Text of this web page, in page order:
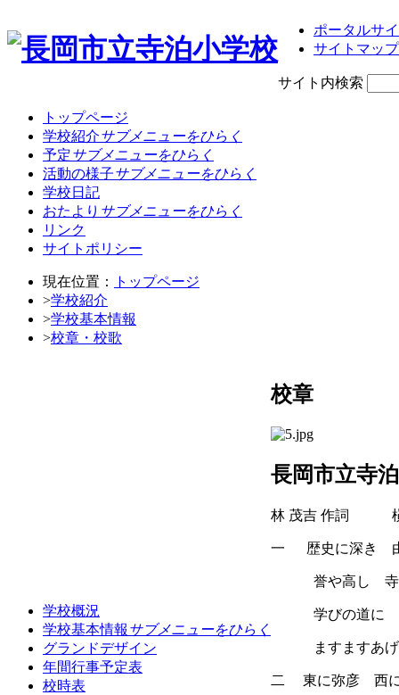
ポータルサ
サイトマップ
サイト内検索
トップページ
学校紹介サブメニューをひらく
予定サブメニューをひらく
活動の様子サブメニューをひらく
学校日記
おたより サブメニューをひらく
リンク
サイトポリシー
現在位置：
トップページ
>学校紹介
>学校基本情報
>校章・校歌
学校概況
学校基本情報 サブメニューをひらく
グランドデザイン
年間行事予定表
校時表
校章
長岡市立寺
林 茂吉 作詞 槇
一 歴史に深き
誉や高し 寺
学びの道に
ますますあげ
二 東に弥彦 西